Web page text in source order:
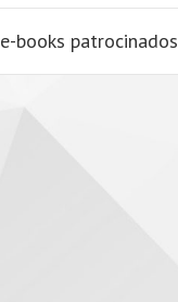
e-books patrocinados